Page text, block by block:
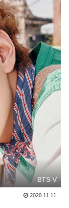
BTS V
2020.11.11